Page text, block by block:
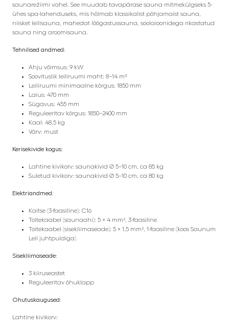
saunarežiimi vahel. See muudab tavapärase sauna mitmekülgseks 5-
ühes spa-lahenduseks, mis hõlmab klassikalist põhjamaist sauna,
niisket leilisauna, mahedat lõõgastussauna, soolaioonidega rikastatud
sauna ning aroomisauna.
Tehnilised andmed:
Ahju võimsus: 9 kW
Soovituslik leiliruumi maht: 8–14 m³
Leiliruumi minimaalne kõrgus: 1850 mm
Laius: 470 mm
Sügavus: 455 mm
Reguleeritav kõrgus: 1850–2400 mm
Kaal: 48,5 kg
Värv: must
Kerisekivide kogus:
Lahtine kivikorv: saunakivid Ø 5–10 cm, ca 85 kg
Suletud kivikorv: saunakivid Ø 5–10 cm, ca 80 kg
Elektriandmed:
Kaitse (3-faasiline): C16
Toitekaabel (saunaahi): 5 × 4 mm², 3-faasiline
Toitekaabel (sisekliimaseade): 5 × 1,5 mm², 1-faasiline (koos Saunum
Leil juhtpuldiga)
Sisekliimaseade:
3 kiiruseastet
Reguleeritav õhuklapp
Ohutuskaugused:
Lahtine kivikorv: